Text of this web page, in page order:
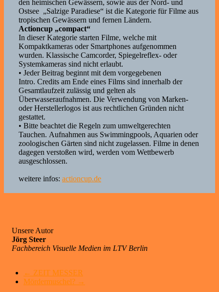
den heimischen Gewässern, sowie aus der Nord- und
Ostsee „Salzige Paradiese“ ist die Kategorie für Filme aus
tropischen Gewässern und fernen Ländern.
Actioncup „compact“
In dieser Kategorie starten Filme, welche mit
Kompaktkameras oder Smartphones aufgenommen
wurden. Klassische Camcorder, Spiegelreflex- oder
Systemkameras sind nicht erlaubt.
• Jeder Beitrag beginnt mit dem vorgegebenen
Intro. Credits am Ende eines Films sind innerhalb der
Gesamtlaufzeit zulässig und gelten als
Überwasseraufnahmen. Die Verwendung von Marken-
oder Herstellerlogos ist aus rechtlichen Gründen nicht
gestattet.
• Bitte beachtet die Regeln zum umweltgerechten
Tauchen. Aufnahmen aus Swimmingpools, Aquarien oder
zoologischen Gärten sind nicht zugelassen. Filme in denen
dagegen verstoßen wird, werden vom Wettbewerb
ausgeschlossen.
weitere infos: actioncup.de
Unsere Autor
Jörg Steer
Fachbereich Visuelle Medien im LTV Berlin
← ZEIT MESSER
Mördermuschel? →